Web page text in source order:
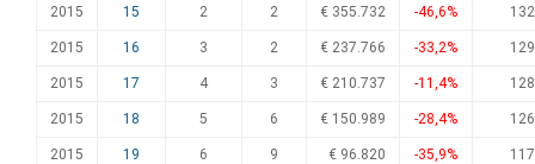
2015 15 2 2 € 355.732 -46,6% 132
2015 16 3 2 € 237.766 -33,2% 129
2015 17 4 3 € 210.737 -11,4% 128
2015 18 5 6 € 150.989 -28,4% 126
2015 19 6 9 € 96.820 -35,9% 117